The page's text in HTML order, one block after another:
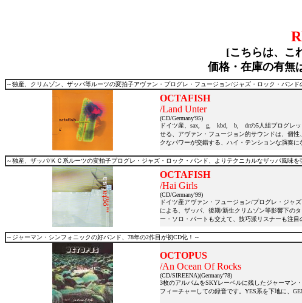
[こちらは、こ
価格・在庫の有無
～独産、クリムゾン、ザッパ等ルーツの変拍子アヴァン・プログレ・フュージョン/ジャズ・ロック・バンド
OCTAFISH
/Land Unter
(CD/Germany'95)
ドイツ産、sax, g, kbd, b, drの5人組プログレッシ
せる、アヴァン・フュージョン的サウンドは、個
クなパワーが交錯する、ハイ・テンションな演奏
～独産、ザッパ/ＫＣ系ルーツの変拍子プログレ・ジャズ・ロック・バンド、よりテクニカルなザッパ風味を
OCTAFISH
/Hai Girls
(CD/Germany'99)
ドイツ産アヴァン・フュージョン/プログレ・ジャ
による、ザッパ、後期/新生クリムゾン等影響下の
ー・ソロ・パートも交えて、技巧派リスナーも注
～ジャーマン・シンフォニックの好バンド、78年の2作目が初CD化！～
OCTOPUS
/An Ocean Of Rocks
(CD/SIREENA)(Germany'78)
3枚のアルバムをSKYレーベルに残したジャーマン
フィーチャーしての録音です。YES系を下地に、